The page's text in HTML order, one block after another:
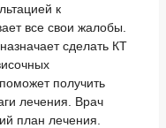
к
все свои жалобы.
сделать КТ
получить
лечения. Врач
план лечения.